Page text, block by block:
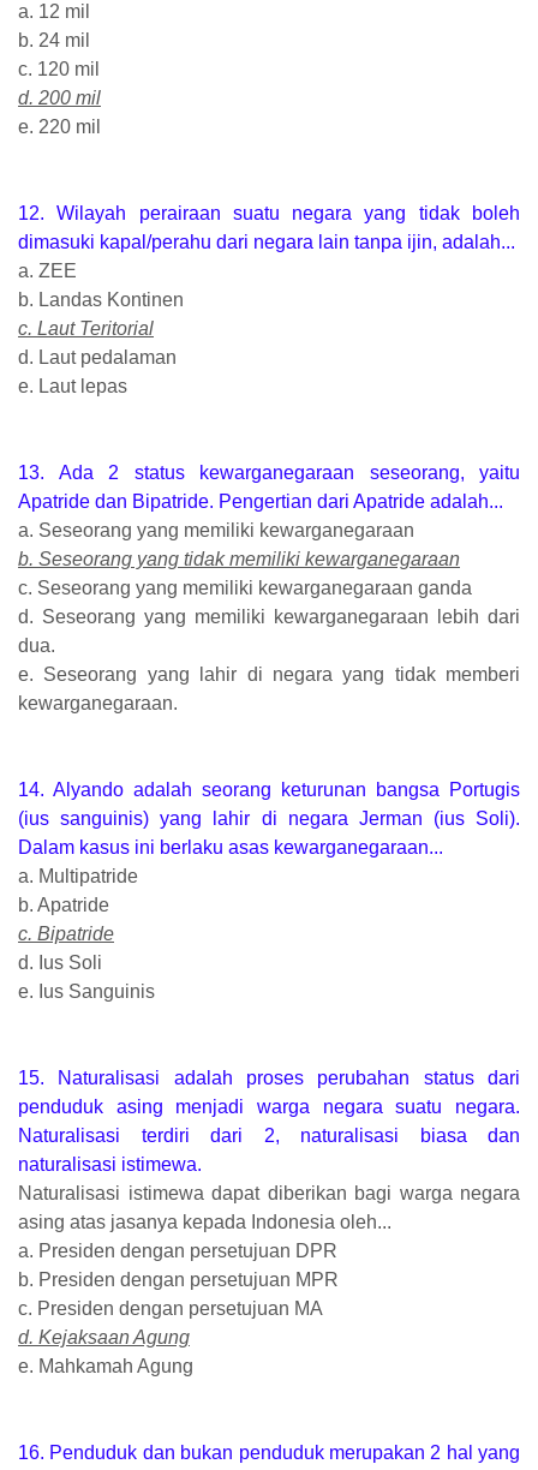
a. 12 mil
b. 24 mil
c. 120 mil
d. 200 mil
e. 220 mil
12. Wilayah perairaan suatu negara yang tidak boleh
dimasuki kapal/perahu dari negara lain tanpa ijin, adalah...
a. ZEE
b. Landas Kontinen
c. Laut Teritorial
d. Laut pedalaman
e. Laut lepas
13. Ada 2 status kewarganegaraan seseorang, yaitu
Apatride dan Bipatride. Pengertian dari Apatride adalah...
a. Seseorang yang memiliki kewarganegaraan
b. Seseorang yang tidak memiliki kewarganegaraan
c. Seseorang yang memiliki kewarganegaraan ganda
d. Seseorang yang memiliki kewarganegaraan lebih dari
dua.
e. Seseorang yang lahir di negara yang tidak memberi
kewarganegaraan.
14. Alyando adalah seorang keturunan bangsa Portugis
(ius sanguinis) yang lahir di negara Jerman (ius Soli).
Dalam kasus ini berlaku asas kewarganegaraan...
a. Multipatride
b. Apatride
c. Bipatride
d. Ius Soli
e. Ius Sanguinis
15. Naturalisasi adalah proses perubahan status dari
penduduk asing menjadi warga negara suatu negara.
Naturalisasi terdiri dari 2, naturalisasi biasa dan
naturalisasi istimewa.
Naturalisasi istimewa dapat diberikan bagi warga negara
asing atas jasanya kepada Indonesia oleh...
a. Presiden dengan persetujuan DPR
b. Presiden dengan persetujuan MPR
c. Presiden dengan persetujuan MA
d. Kejaksaan Agung
e. Mahkamah Agung
16. Penduduk dan bukan penduduk merupakan 2 hal yang